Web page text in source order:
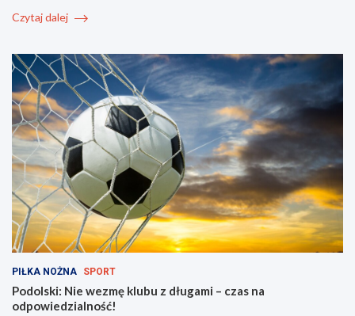
Czytaj dalej
PIŁKA NOŻNA SPORT
Podolski: Nie wezmę klubu z długami – czas na
odpowiedzialność!